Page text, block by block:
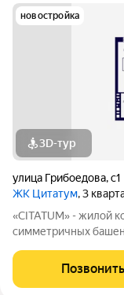
новостройка
3D-тур
улица Грибоедова,с1
ЖК Цитатум, 3
«CITATUM» - жилой
симметричных
котором
консьержем и мягкой
Позвонить